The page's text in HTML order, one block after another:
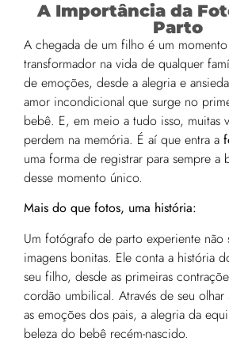
A Importância da
Parto
A chegada de um filho é um
transformador na vida de qualquer
de emoções, desde a alegria e
amor incondicional que surge no
bebê. E, em meio a tudo isso, muitas
perdem na memória. É aí que entra a
uma forma de registrar para sempre a
desse momento único.
Mais do que fotos, uma história:
Um fotógrafo de parto experiente não
imagens bonitas. Ele conta a história
seu filho, desde as primeiras
cordão umbilical. Através de seu olhar
as emoções dos pais, a alegria da
beleza do bebê recém-nascido.